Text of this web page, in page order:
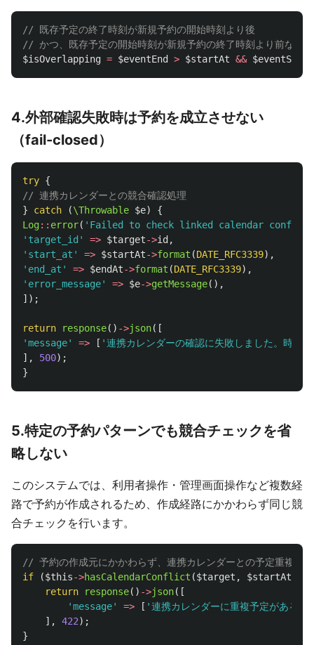
// 既存予定の終了時刻が新規予約の開始時刻より後
// かつ、既存予定の開始時刻が新規予約の終了時刻より前なら
$isOverlapping = $eventEnd > $startAt && $eventStart
4.外部確認失敗時は予約を成立させない
（fail-closed）
try {
// 連携カレンダーとの競合確認処理
}
catch (\Throwable $e)
{
Log:: error( 'Failed to check linked calendar
'target_id'
=> $target->id ,
'start_at'
=> $startAt->format (DATE_RFC3339),
'end_at'
=> $endAt->format (DATE_RFC3339),
'error_message'
=> $e->getMessage(),
]);
return response() ->json([
'message'
=> [ '連携カレンダーの確認に失敗しました。時間
],
500);
}
5.特定の予約パターンでも競合チェックを省
略しない
このシステムでは、利用者操作・管理画面操作など複数経
路で予約が作成されるため、作成経路にかかわらず同じ競
合チェックを行います。
// 予約の作成元にかかわらず、連携カレンダーとの予定重複は
if
($this->hasCalendarConflict ($target , $startAt
return
response() ->json([
'message'
=> [ '連携カレンダーに重複予定がある
],
422);
}